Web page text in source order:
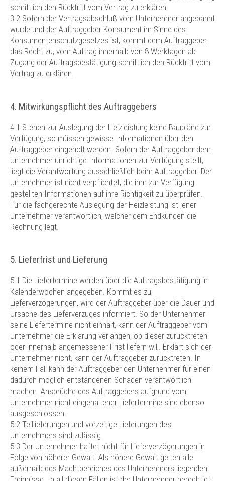
schriftlich den Rücktritt vom Vertrag zu erklären.
3.2 Sofern der Vertragsabschluß vom Unternehmer angebahnt
wurde und der Auftraggeber Konsument im Sinne des
Konsumentenschutzgesetzes ist, kommt dem Auftraggeber
das Recht zu, vom Auftrag innerhalb von 8 Werktagen ab
Zugang der Auftragsbestätigung schriftlich den Rücktritt vom
Vertrag zu erklären.
4. Mitwirkungspflicht des Auftraggebers
4.1 Stehen zur Auslegung der Heizleistung keine Baupläne zur
Verfügung, so müssen gewisse Informationen über den
Auftraggeber eingeholt werden. Sofern der Auftraggeber dem
Unternehmer unrichtige Informationen zur Verfügung stellt,
liegt die Verantwortung ausschließlich beim Auftraggeber. Der
Unternehmer ist nicht verpflichtet, die ihm zur Verfügung
gestellten Informationen auf ihre Richtigkeit zu überprüfen.
Für die fachgerechte Auslegung der Heizleistung ist jener
Unternehmer verantwortlich, welcher dem Endkunden die
Rechnung legt.
5. Lieferfrist und Lieferung
5.1 Die Liefertermine werden über die Auftragsbestätigung in
Kalenderwochen angegeben. Kommt es zu
Lieferverzögerungen, wird der Auftraggeber über die Dauer und
Ursache des Lieferverzuges informiert. So der Unternehmer
seine Liefertermine nicht einhält, kann der Auftraggeber vom
Unternehmer die Erklärung verlangen, ob dieser zurücktreten
oder innerhalb angemessener Frist liefern will. Erklärt sich der
Unternehmer nicht, kann der Auftraggeber zurücktreten. In
keinem Fall kann der Auftraggeber den Unternehmer für einen
dadurch möglich entstandenen Schaden verantwortlich
machen. Ansprüche des Auftraggebers aufgrund vom
Unternehmer nicht eingehaltener Liefertermine sind ebenso
ausgeschlossen.
5.2 Teillieferungen und vorzeitige Lieferungen des
Unternehmers sind zulässig.
5.3 Der Unternehmer haftet nicht für Lieferverzögerungen in
Folge von höherer Gewalt. Als höhere Gewalt gelten alle
außerhalb des Machtbereiches des Unternehmers liegenden